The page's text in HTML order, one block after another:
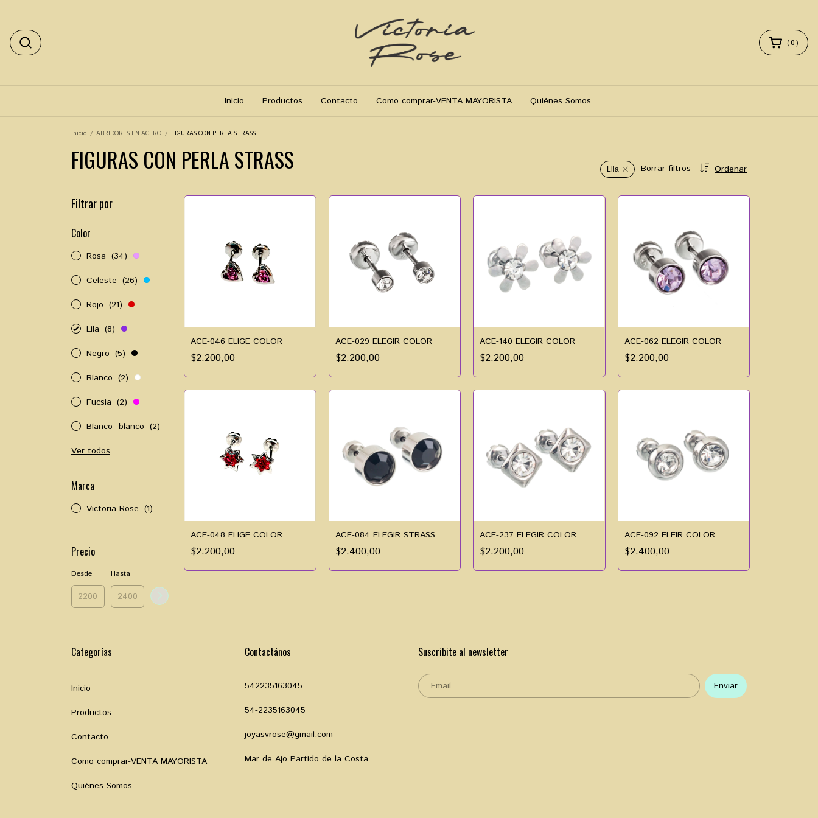
(0)
Inicio Productos Contacto Como comprar-VENTA MAYORISTA Quiénes Somos
Inicio / ABRIDORES EN ACERO / FIGURAS CON PERLA STRASS
FIGURAS CON PERLA STRASS Lila Borrar filtros Ordenar
Filtrar por
Color
Rosa (34)
Celeste (26)
Rojo (21)
Lila (8)
Negro (5)
Blanco (2)
Fucsia (2)
Blanco -blanco (2)
Ver todos
Marca
Victoria Rose (1)
Precio
Desde Hasta
ACE-046 ELIGE COLOR
$2.200,00
ACE-029 ELEGIR COLOR
$2.200,00
ACE-140 ELEGIR COLOR
$2.200,00
ACE-062 ELEGIR COLOR
$2.200,00
ACE-048 ELIGE COLOR
$2.200,00
ACE-084 ELEGIR STRASS
$2.400,00
ACE-237 ELEGIR COLOR
$2.200,00
ACE-092 ELEIR COLOR
$2.400,00
Categorías
Inicio
Productos
Contacto
Como comprar-VENTA MAYORISTA
Quiénes Somos
Contactános
542235163045
54-2235163045
joyasvrose@gmail.com
Mar de Ajo Partido de la Costa
Suscribite al newsletter